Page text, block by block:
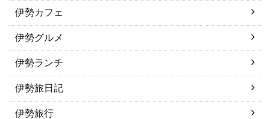
伊勢カフェ
伊勢グルメ
伊勢ランチ
伊勢旅日記
伊勢旅行